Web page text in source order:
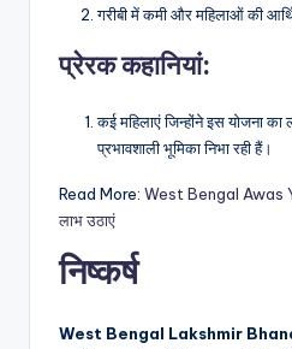
गरीबी में कमी और महिलाओं की
प्रेरक कहानियां:
कई महिलाएं जिन्होंने इस योजना का
प्रभावशाली भूमिका निभा रही हैं।
Read More: West Bengal Awas
लाभ उठाएं
निष्कर्ष
West Bengal Lakshmir